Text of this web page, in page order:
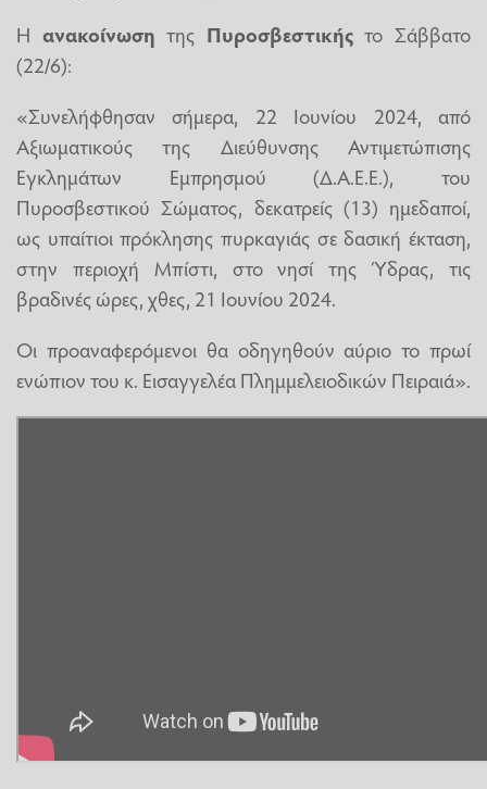
Η ανακοίνωση της Πυροσβεστικήςτο Σάββατο
(22/6):
«Συνελήφθησαν σήμερα, 22 Ιουνίου 2024, από
Αξιωματικούς της Διεύθυνσης Αντιμετώπισης
Εγκλημάτων Εμπρησμού (Δ.Α.Ε.Ε.), του
Πυροσβεστικού Σώματος, δεκατρείς (13) ημεδαποί,
ως υπαίτιοι πρόκλησης πυρκαγιάς σε δασική έκταση,
στην περιοχή Μπίστι, στο νησί της Ύδρας, τις
βραδινές ώρες, χθες, 21 Ιουνίου 2024.
Οι προαναφερόμενοι θα οδηγηθούν αύριο το πρωί
ενώπιον του κ. Εισαγγελέα Πλημμελειοδικών Πειραιά».